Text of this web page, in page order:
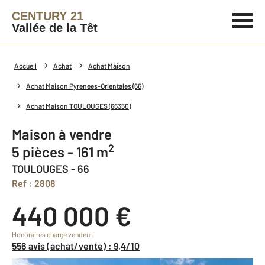
CENTURY 21
Vallée de la Têt
Accueil Achat Achat Maison
Achat Maison Pyrenees-Orientales (66)
Achat Maison TOULOUGES (66350)
Maison à vendre
5 pièces - 161 m2
TOULOUGES - 66
Ref : 2808
440 000 €
Honoraires charge vendeur
556 avis (achat/vente) : 9,4/10